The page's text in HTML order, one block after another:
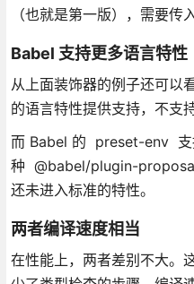
（也就是第一版），需要
Babel 支持更多语言特性
从上面装饰器的例子还可以
的语言特性提供支持，不支
而 Babel 的 preset-env 支
种 @babel/plugin-
还未进入标准的特性。
两者编译速度相当
在性能上，两者差别不大。